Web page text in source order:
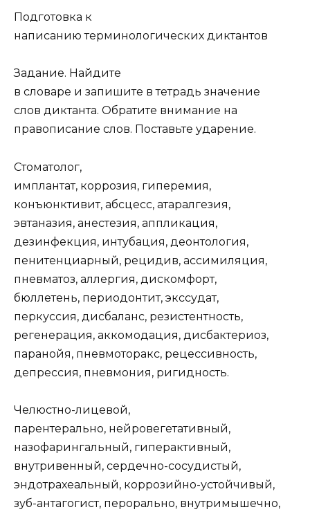
Подготовка к
написанию терминологических диктантов
Задание. Найдите
в словаре и запишите в тетрадь значение
слов диктанта. Обратите внимание на
правописание слов. Поставьте ударение.
Стоматолог,
имплантат, коррозия, гиперемия,
конъюнктивит, абсцесс, атаралгезия,
эвтаназия, анестезия, аппликация,
дезинфекция, интубация, деонтология,
пенитенциарный, рецидив, ассимиляция,
пневматоз, аллергия, дискомфорт,
бюллетень, периодонтит, экссудат,
перкуссия, дисбаланс, резистентность,
регенерация, аккомодация, дисбактериоз,
паранойя, пневмоторакс, рецессивность,
депрессия, пневмония, ригидность.
Челюстно-лицевой,
парентерально, нейровегетативный,
назофарингальный, гиперактивный,
внутривенный, сердечно-сосудистый,
эндотрахеальный, коррозийно-устойчивый,
зуб-антагогист, перорально, внутримышечно,